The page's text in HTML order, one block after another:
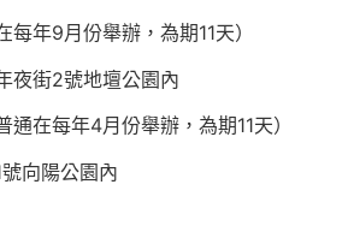
每年9月份舉辦，為期11天）
夜街2號地壇公園內
通在每年4月份舉辦，為期11天）
向陽公園內